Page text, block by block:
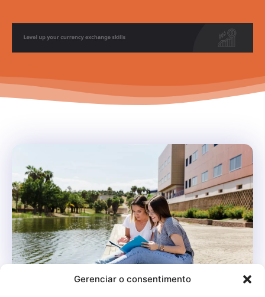
Gerenciar o consentimento